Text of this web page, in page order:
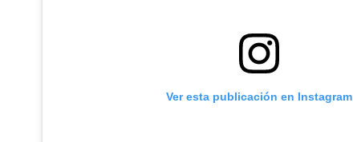
Ver esta publicación en Instagram